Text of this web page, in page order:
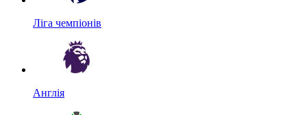
Ліга чемпіонів
Англія